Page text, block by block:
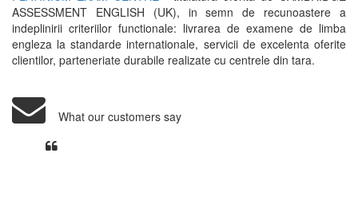
ASSESSMENT ENGLISH (UK), in semn de recunoastere a
indeplinirii criteriilor functionale: livrarea de examene de limba
engleza la standarde internationale, servicii de excelenta oferite
clientilor, parteneriate durabile realizate cu centrele din tara.
What our customers say